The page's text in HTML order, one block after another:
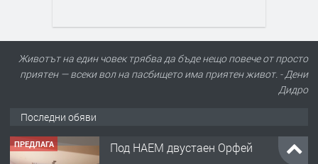
Животът на един човек трябва да бъде нещо повече от просто
приятен — всеки вол на пасбището има приятен живот. - Дени
Дидро
Последни обяви
ПРЕДЛАГА Под НАЕМ двустаен Орфей